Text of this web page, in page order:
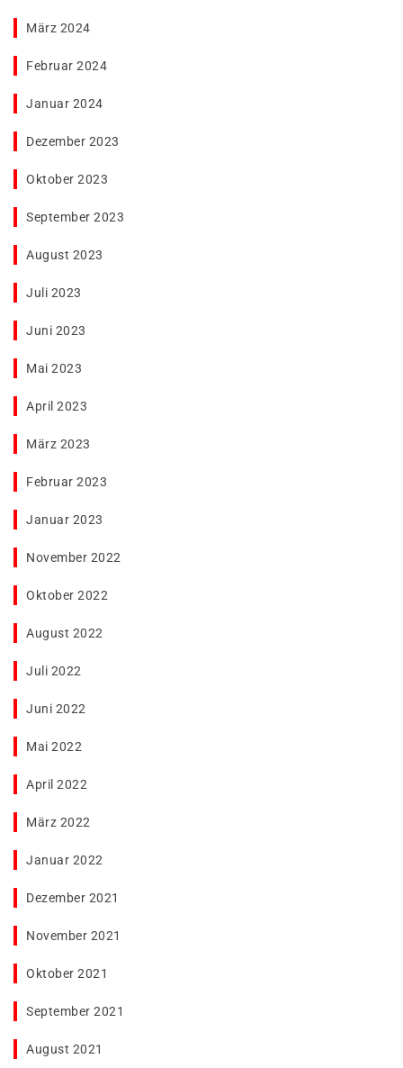
März 2024
Februar 2024
Januar 2024
Dezember 2023
Oktober 2023
September 2023
August 2023
Juli 2023
Juni 2023
Mai 2023
April 2023
März 2023
Februar 2023
Januar 2023
November 2022
Oktober 2022
August 2022
Juli 2022
Juni 2022
Mai 2022
April 2022
März 2022
Januar 2022
Dezember 2021
November 2021
Oktober 2021
September 2021
August 2021